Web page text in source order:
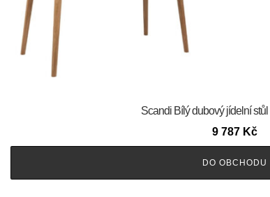
Scandi Bílý dubový jídelní
9 787 Kč
DO OBCHODU